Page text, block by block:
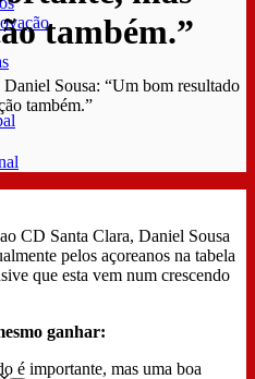
também.”
Daniel Sousa: “Um bom resultado
também.”
CD Santa Clara, Daniel Sousa
pelos açoreanos na tabela
que esta vem num crescendo
ganhar:
é importante, mas uma boa